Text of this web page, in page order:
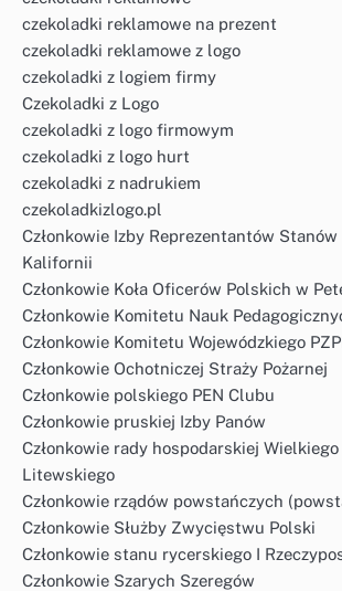
czekoladki reklamowe na prezent
czekoladki reklamowe z logo
czekoladki z logiem firmy
Czekoladki z Logo
czekoladki z logo firmowym
czekoladki z logo hurt
czekoladki z nadrukiem
czekoladkizlogo.pl
Członkowie Izby Reprezentantów
Kalifornii
Członkowie Koła Oficerów Polskich w
Członkowie Komitetu Nauk
Członkowie Komitetu Wojewódzkiego
Członkowie Ochotniczej Straży Pożarnej
Członkowie polskiego PEN Clubu
Członkowie pruskiej Izby Panów
Członkowie rady hospodarskiej
Litewskiego
Członkowie rządów powstańczych
Członkowie Służby Zwycięstwu Polski
Członkowie stanu rycerskiego I
Członkowie Szarych Szeregów